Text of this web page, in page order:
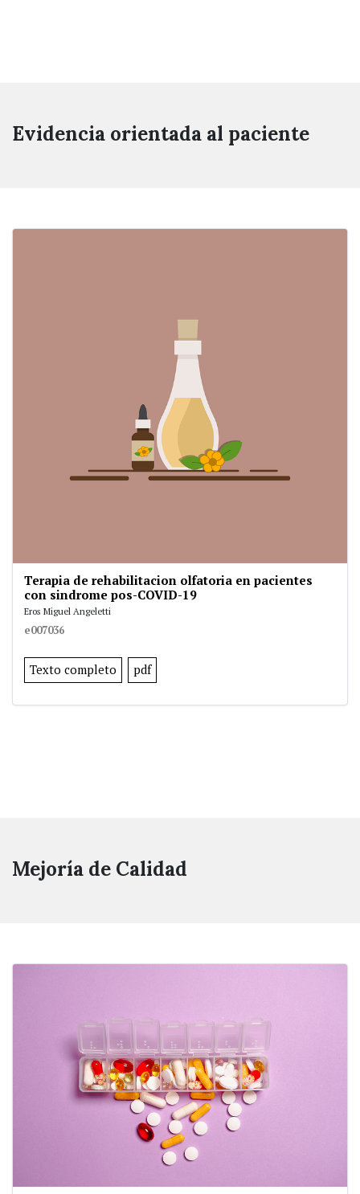
Evidencia orientada al paciente
Terapia de rehabilitacion olfatoria en pacientes
con sindrome pos-COVID-19
Eros Miguel Angeletti
e007036
Texto completo pdf
Mejoría de Calidad